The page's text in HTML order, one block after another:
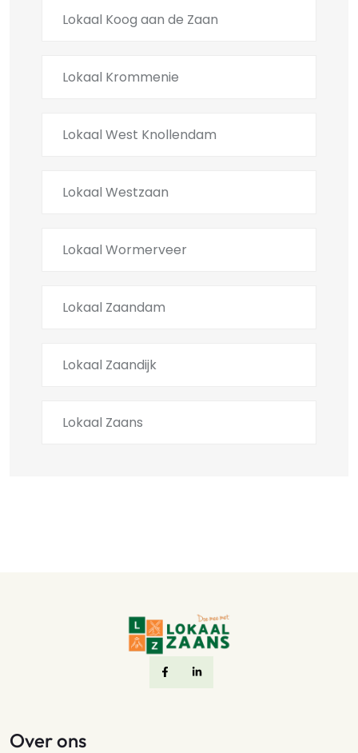
Lokaal Koog aan de Zaan
Lokaal Krommenie
Lokaal West Knollendam
Lokaal Westzaan
Lokaal Wormerveer
Lokaal Zaandam
Lokaal Zaandijk
Lokaal Zaans
Over ons